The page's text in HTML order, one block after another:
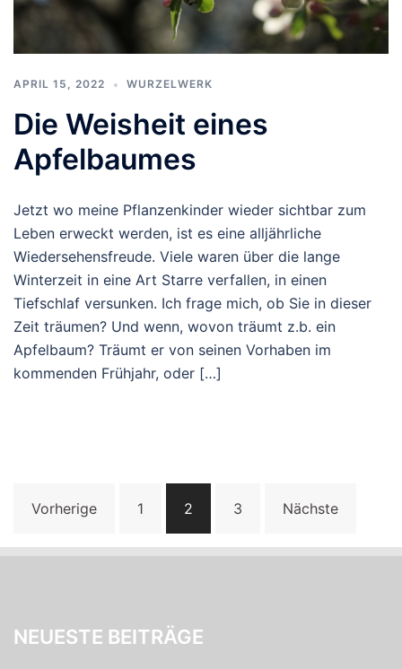
APRIL 15, 2022 WURZELWERK
Die Weisheit eines
Apfelbaumes
Jetzt wo meine Pflanzenkinder wieder sichtbar zum
Leben erweckt werden, ist es eine alljährliche
Wiedersehensfreude. Viele waren über die lange
Winterzeit in eine Art Starre verfallen, in einen
Tiefschlaf versunken. Ich frage mich, ob Sie in dieser
Zeit träumen? Und wenn, wovon träumt z.b. ein
Apfelbaum? Träumt er von seinen Vorhaben im
kommenden Frühjahr, oder […]
der
Beiträge
Vorherige 1 2 3 Nächste
NEUESTE BEITRÄGE